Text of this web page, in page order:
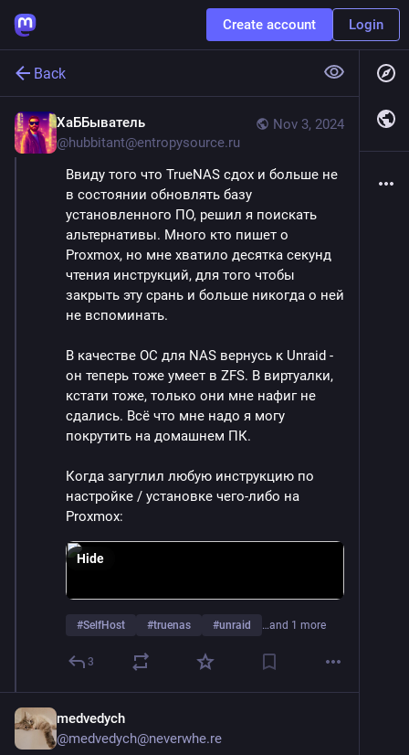
Create account Login
Back
Nov 3, 2024
ХаББыватель
@hubbitant@entropysource.ru
Ввиду того что TrueNAS сдох и больше не
в состоянии обновлять базу
установленного ПО, решил я поискать
альтернативы. Много кто пишет о
Proxmox, но мне хватило десятка секунд
чтения инструкций, для того чтобы
закрыть эту срань и больше никогда о ней
не вспоминать.
В качестве ОС для NAS вернусь к Unraid -
он теперь тоже умеет в ZFS. В виртуалки,
кстати тоже, только они мне нафиг не
сдались. Всё что мне надо я могу
покрутить на домашнем ПК.
Когда загуглил любую инструкцию по
настройке / установке чего-либо на
Proxmox:
Hide
#SelfHost #truenas #unraid …and 1 more
3
medvedych
@medvedych@neverwhe.re